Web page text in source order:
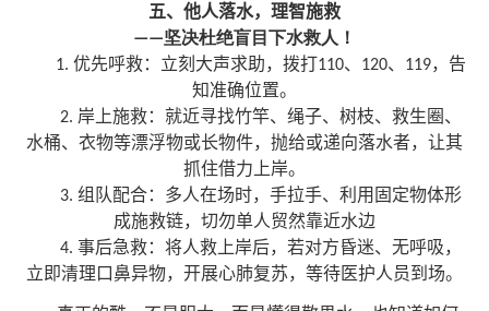
五、他人落水，理智施救
——坚决杜绝盲目下水救人！
1. 优先呼救：立刻大声求助，拨打110、120、119，告
知准确位置。
2. 岸上施救：就近寻找竹竿、绳子、树枝、救生圈、
水桶、衣物等漂浮物或长物件，抛给或递向落水者，让其
抓住借力上岸。
3. 组队配合：多人在场时，手拉手、利用固定物体形
成施救链，切勿单人贸然靠近水边
4. 事后急救：将人救上岸后，若对方昏迷、无呼吸，
立即清理口鼻异物，开展心肺复苏，等待医护人员到场。